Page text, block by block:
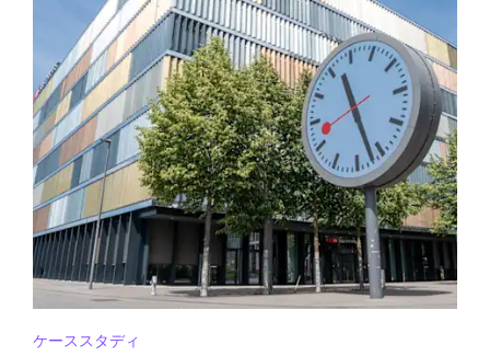
ケーススタディ